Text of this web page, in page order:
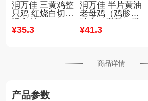
润万佳 三黄鸡整
只鸡 红烧白切煲
汤食材
¥35.3
润万佳 半片黄油
老母鸡（鸡胗、
鸡心、蛋黄、蛋
包）
¥41.3
商品详情
产品参数